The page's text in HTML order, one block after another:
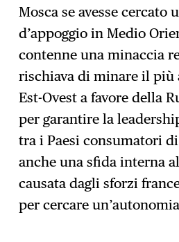
Mosca se avesse cercato
d’appoggio in Medio
contenne una minaccia
rischiava di minare il
Est-Ovest a favore della
per garantire la
tra i Paesi consumatori
anche una sfida interna
causata dagli sforzi
per cercare